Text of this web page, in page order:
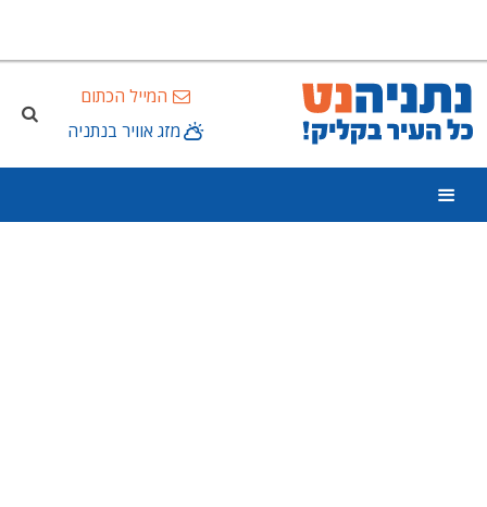
המייל הכתום
מזג אוויר בנתניה